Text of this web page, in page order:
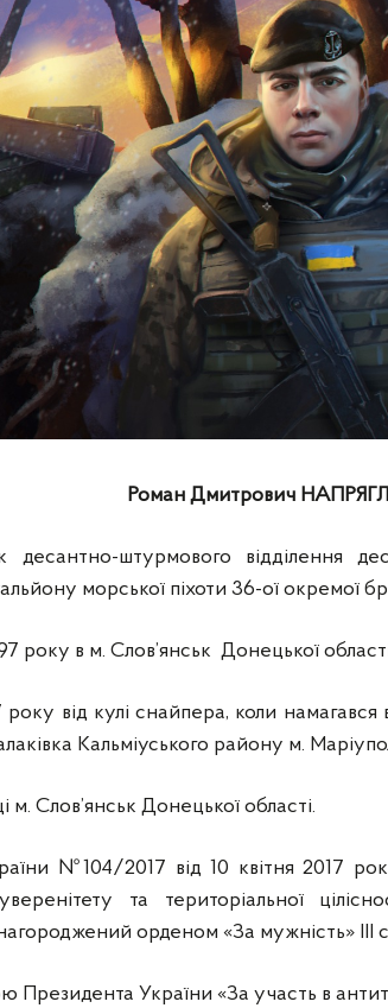
Роман Дмитрович
десантно-штурмового відділення
морської піхоти 36-ої окремої
року в м. Слов’янськ Донецької
від кулі снайпера, коли
Кальміуського району м.
Слов’янськ Донецької області.
№104/2017 від 10 квітня 2017
та територіальної
нагороджений орденом «За мужність» III
Президента України «За участь в